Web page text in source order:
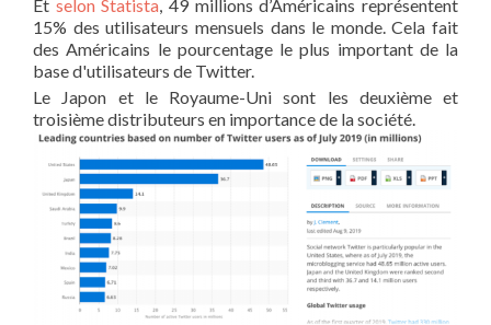
Et selon Statista , 49 millions d’Américains représentent
15% des utilisateurs mensuels dans le monde. Cela fait
des Américains le pourcentage le plus important de la
base d'utilisateurs de Twitter.
Le Japon et le Royaume-Uni sont les deuxième et
troisième distributeurs en importance de la société.